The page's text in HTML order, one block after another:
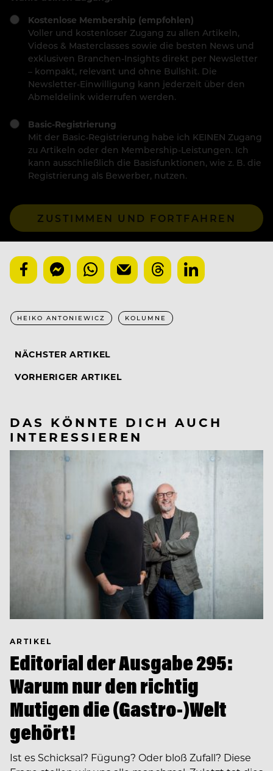
Kostenlose Membership (empfohlen)
Voller und kostenloser Zugang zu allen Artikeln,
Videos & Masterclasses sowie die besten News und
exklusiven Branchen-Insights direkt per Newsletter
– kompakt, relevant und ohne Bullshit. Die
Newsletter-Einwilligung kann jederzeit über den
Abmeldelink widerrufen werden.
Basic-Registrierung
Mit der Basic-Registrierung habe ich KEINEN Zugang
zu Artikeln oder den Membership-Leistungen. Ich
kann ausschließlich die Basisfunktionen, wie z. B. die
Registrierung als Bewerber, nutzen.
ZUSTIMMEN UND FORTFAHREN
HEIKO ANTONIEWICZ KOLUMNE
NÄCHSTER ARTIKEL
VORHERIGER ARTIKEL
DAS KÖNNTE DICH AUCH
INTERESSIEREN
ARTIKEL
Editorial der Ausgabe 295:
Warum nur den richtig
Mutigen die (Gastro-)Welt
gehört!
Ist es Schicksal? Fügung? Oder bloß Zufall? Diese